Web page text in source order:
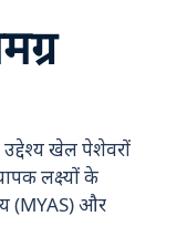
खेल पेशेवरों
लक्ष्यों के
(MYAS) और